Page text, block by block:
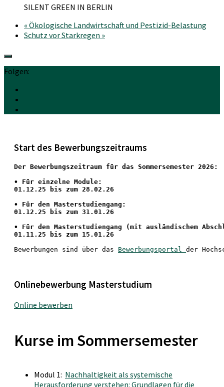
SILENT GREEN IN BERLIN
« Ökologische Landwirtschaft und Pestizid-Belastung
Schutz vor Starkregen »
Folgen:
Start des Bewerbungszeitraums
Der Bewerbungszeitraum für das Sommersemester 2026:
• Für einzelne Module:
01.12.25 bis zum 28.02.26
• Für den Masterstudiengang:
01.12.25 bis zum 31.01.26
• Für den Masterstudiengang (mit ausländischem
01.11.25 bis zum 15.01.26
Bewerbungen sind über das Bewerbungsportal der
Onlinebewerbung Masterstudium
Online bewerben
Kurse im Sommersemester
Modul 1: Nachhaltigkeit als systemische
Herausforderung verstehen: Grundlagen für die